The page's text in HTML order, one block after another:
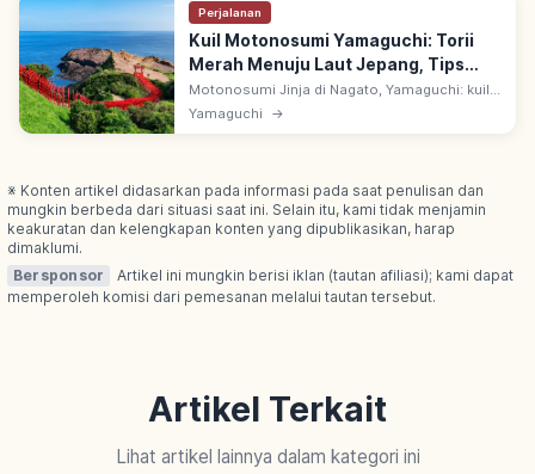
Perjalanan
Kuil Motonosumi Yamaguchi: Torii
Merah Menuju Laut Jepang, Tips
Berkunjung
Motonosumi Jinja di Nagato, Yamaguchi: kuil
dengan deretan torii merah terang menghadap
Laut Jepang. Kotak persembahan di torii
Yamaguchi →
※ Konten artikel didasarkan pada informasi pada saat penulisan dan
mungkin berbeda dari situasi saat ini. Selain itu, kami tidak menjamin
keakuratan dan kelengkapan konten yang dipublikasikan, harap
dimaklumi.
Bersponsor
Artikel ini mungkin berisi iklan (tautan afiliasi); kami dapat
memperoleh komisi dari pemesanan melalui tautan tersebut.
Artikel Terkait
Lihat artikel lainnya dalam kategori ini